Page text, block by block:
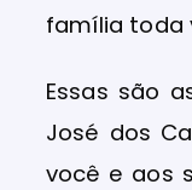
família toda
Essas são
José dos
você e aos